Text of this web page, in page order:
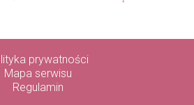
prywatności
Mapa serwisu
Regulamin